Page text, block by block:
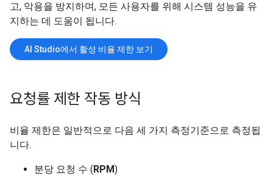
고, 악용을 방지하며, 모든 사용자를 위해 시스템 성능을 유
지하는 데 도움이 됩니다.
AI Studio에서 활성 비율 제한 보기
요청률 제한 작동 방식
비율 제한은 일반적으로 다음 세 가지 측정기준으로 측정됩
니다.
분당 요청 수 (RPM)